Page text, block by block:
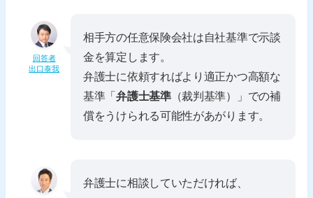
回答者
出口泰我
相手方の任意保険会社は自社基準で示談
金を算定します。
弁護士に依頼すればより適正かつ高額な
基準「弁護士基準（裁判基準）」での補
償をうけられる可能性があがります。
弁護士に相談していただければ、